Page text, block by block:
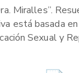
Miralles”.
está basada
Sexual y